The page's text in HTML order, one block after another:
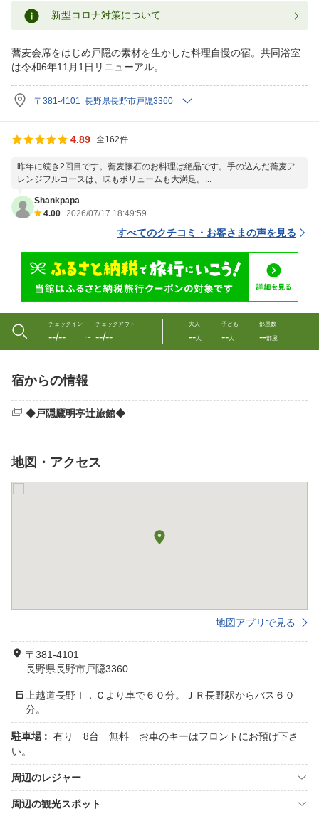
新型コロナ対策について
蕎麦会席をはじめ戸隠の素材を生かした料理自慢の宿。共同浴室
は令和6年11月1日リニューアル。
〒381-4101 長野県長野市戸隠3360
4.89 全162件
昨年に続き2回目です。蕎麦懐石のお料理は絶品です。手の込んだ蕎麦ア
レンジフルコースは、味もボリュームも大満足。...
Shankpapa
4.00 2026/07/17 18:49:59
すべてのクチコミ・お客さまの声を見る
チェックイン
--/-- 〜
チェックアウト
--/--
大人
--人
子ども
--人
部屋数
--部屋
宿からの情報
◆戸隠鷹明亭辻旅館◆
地図・アクセス
地図アプリで見る
〒381-4101
長野県長野市戸隠3360
上越道長野Ｉ．Ｃより車で６０分。ＪＲ長野駅からバス６０
分。
駐車場 : 有り 8台 無料 お車のキーはフロントにお預け下さ
い。
周辺のレジャー
周辺の観光スポット